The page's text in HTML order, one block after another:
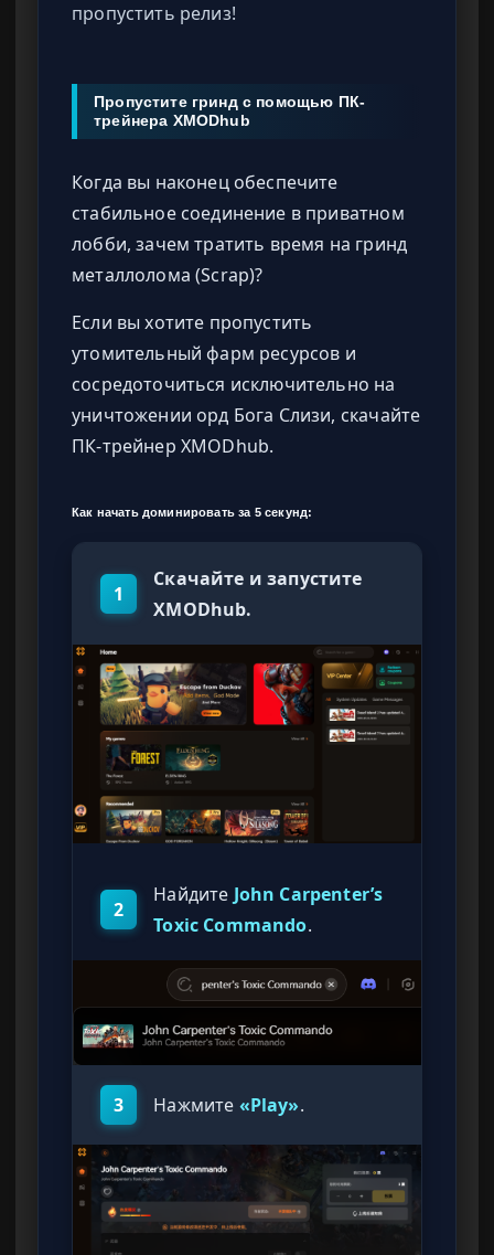
пропустить релиз!
Пропустите гринд с помощью ПК-
трейнера XMODhub
Когда вы наконец обеспечите
стабильное соединение в приватном
лобби, зачем тратить время на гринд
металлолома (Scrap)?
Если вы хотите пропустить
утомительный фарм ресурсов и
сосредоточиться исключительно на
уничтожении орд Бога Слизи, скачайте
ПК-трейнер XMODhub.
Как начать доминировать за 5 секунд:
1
Скачайте и запустите
XMODhub.
2
Найдите John Carpenter’s
Toxic Commando.
3 Нажмите «Play».